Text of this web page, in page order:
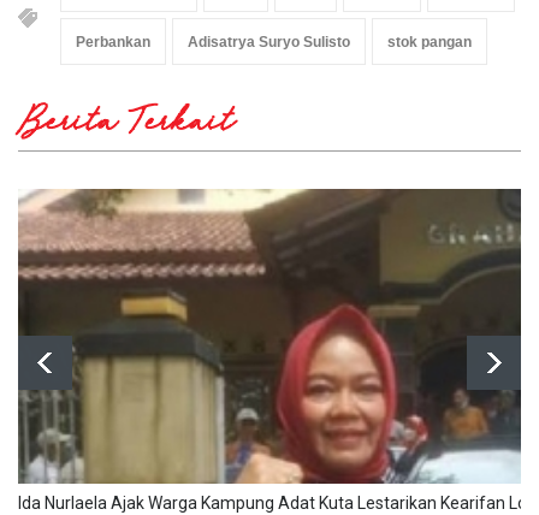
Perbankan Adisatrya Suryo Sulisto stok pangan
Berita Terkait
Ida Nurlaela Ajak Warga Kampung Adat Kuta Lestarikan Kearifan